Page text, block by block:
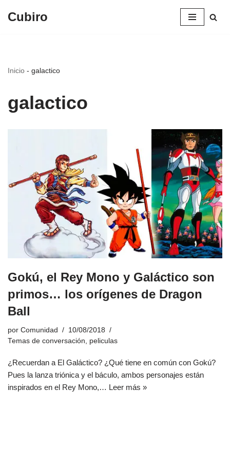
Cubiro
Inicio - galactico
galactico
Gokú, el Rey Mono y Galáctico son
primos… los orígenes de Dragon
Ball
por Comunidad
10/08/2018
Temas de conversación
peliculas
¿Recuerdan a El Galáctico? ¿Qué tiene en común con Gokú?
Pues la lanza triónica y el báculo, ambos personajes están
inspirados en el Rey Mono,… Leer más »